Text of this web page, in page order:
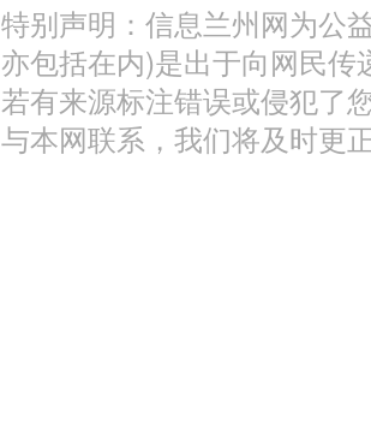
特别声明：信息兰州网为公
亦包括在内)是出于向网民
若有来源标注错误或侵犯了
与本网联系，我们将及时更